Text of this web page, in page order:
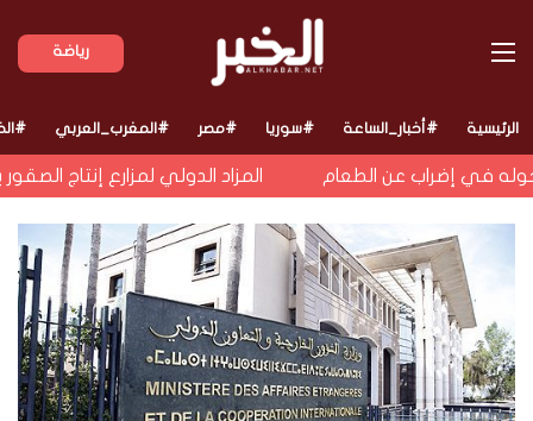
رياضة القائمة
الرئيسية #أخبار_الساعة #سوريا #مصر #المغرب_العربي
في إضراب عن الطعام المزاد الدولي لمزارع إنتاج